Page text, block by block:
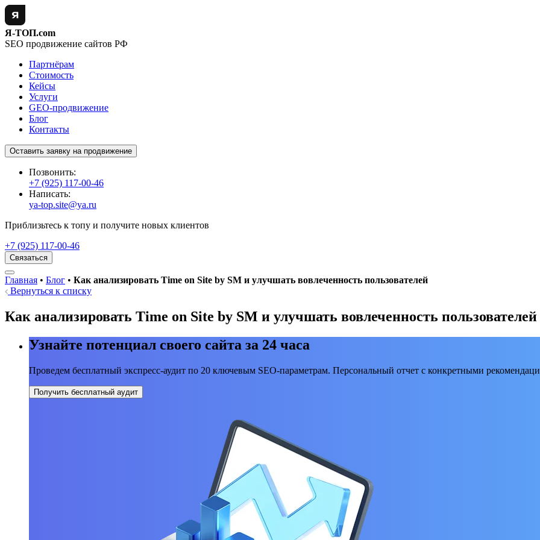
Я-ТОП.com
SEO продвижение сайтов РФ
Партнёрам
Стоимость
Кейсы
Услуги
GEO-продвижение
Блог
Контакты
Оставить заявку на продвижение
Позвонить:
+7 (925) 117-00-46
Написать:
ya-top.site@ya.ru
Приблизьтесь к топу и получите новых клиентов
+7 (925) 117-00-46
Связаться
Главная • Блог • Как анализировать Time on Site by SM и улучшать вовлеченность пользователей
Вернуться к списку
Как анализировать Time on Site by SM и улучшать вовлеченность пользователей
Узнайте потенциал своего сайта за 24 часа
Проведем бесплатный экспресс-аудит по 20 ключевым SEO-параметрам. Персональный отчет с конкретными
Получить бесплатный аудит